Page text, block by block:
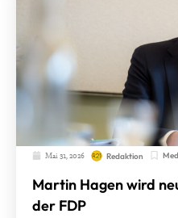
Mai 31, 2026 Redaktion
Martin Hagen wird
der FDP